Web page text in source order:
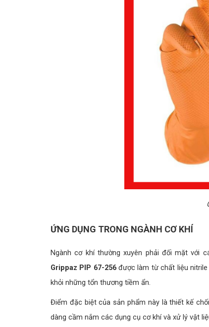
ỨNG DỤNG TRONG NGÀNH CƠ KHÍ
Ngành cơ khí thường xuyên phải đối mặt với
Grippaz PIP 67-256được làm từ chất liệu nitrile
khỏi những tổn thương tiềm ẩn.
Điểm đặc biệt của sản phẩm này là thiết kế
dàng cầm nắm các dụng cụ cơ khí và xử lý vật